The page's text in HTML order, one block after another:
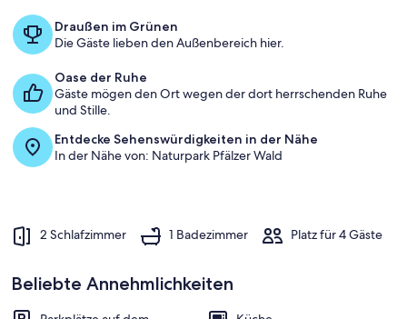
Innenbereich
Draußen im Grünen
Die Gäste lieben den Außenbereich hier.
Oase der Ruhe
Gäste mögen den Ort wegen der dort herrschenden Ruhe
und Stille.
Entdecke Sehenswürdigkeiten in der Nähe
In der Nähe von: Naturpark Pfälzer Wald
2 Schlafzimmer 1 Badezimmer Platz für 4 Gäste
Beliebte Annehmlichkeiten